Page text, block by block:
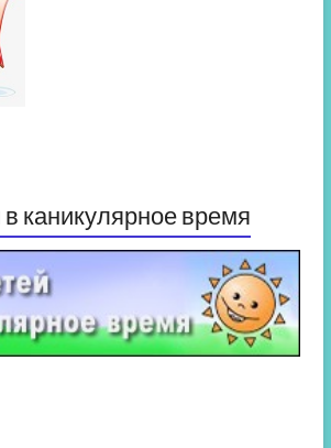
каникулярное время